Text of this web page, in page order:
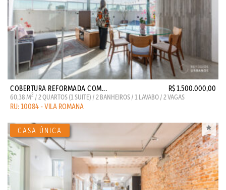
COBERTURA REFORMADA COM... R$ 1.500.000,00
60,38 M2 / 2 QUARTOS (1 SUITE) / 2 BANHEIROS / 1 LAVABO / 2 VAGAS
RU: 10084 - VILA ROMANA